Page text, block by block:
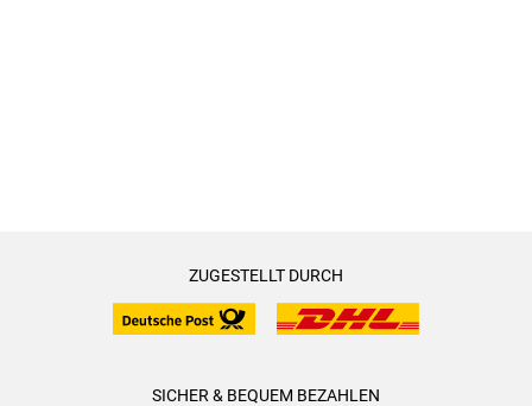
ZUGESTELLT DURCH
SICHER & BEQUEM BEZAHLEN